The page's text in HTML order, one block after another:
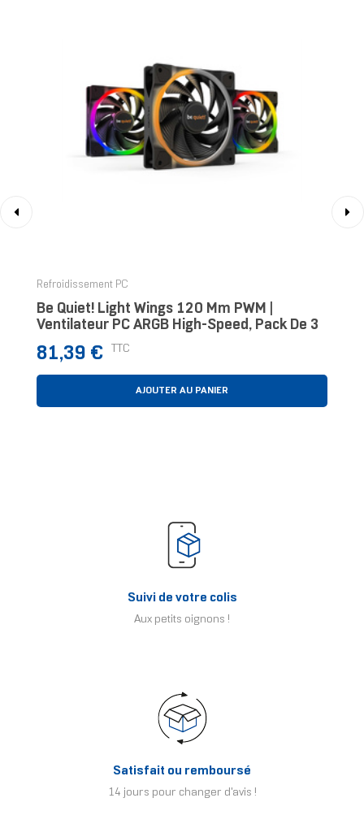
Refroidissement PC
Be Quiet! Light Wings 120 Mm PWM |
Ventilateur PC ARGB High-Speed, Pack De 3
Prix
81,39 € TTC
AJOUTER AU PANIER
Suivi de votre colis
Aux petits oignons !
Satisfait ou remboursé
14 jours pour changer d'avis !